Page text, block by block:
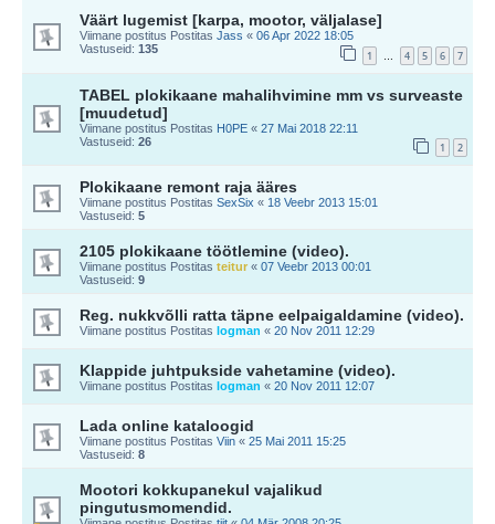
Väärt lugemist [karpa, mootor, väljalase]
Viimane postitus Postitas Jass « 06 Apr 2022 18:05
Vastuseid: 135 1 … 4 5 6 7
TABEL plokikaane mahalihvimine mm vs surveaste
[muudetud]
Viimane postitus Postitas H0PE « 27 Mai 2018 22:11
Vastuseid: 26 1 2
Plokikaane remont raja ääres
Viimane postitus Postitas SexSix « 18 Veebr 2013 15:01
Vastuseid: 5
2105 plokikaane töötlemine (video).
Viimane postitus Postitas teitur « 07 Veebr 2013 00:01
Vastuseid: 9
Reg. nukkvõlli ratta täpne eelpaigaldamine (video).
Viimane postitus Postitas logman « 20 Nov 2011 12:29
Klappide juhtpukside vahetamine (video).
Viimane postitus Postitas logman « 20 Nov 2011 12:07
Lada online kataloogid
Viimane postitus Postitas Viin « 25 Mai 2011 15:25
Vastuseid: 8
Mootori kokkupanekul vajalikud
pingutusmomendid.